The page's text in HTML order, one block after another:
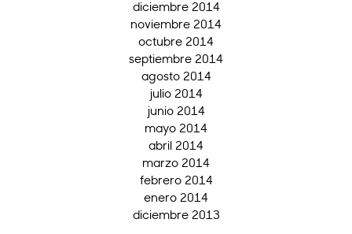
diciembre 2014
noviembre 2014
octubre 2014
septiembre 2014
agosto 2014
julio 2014
junio 2014
mayo 2014
abril 2014
marzo 2014
febrero 2014
enero 2014
diciembre 2013